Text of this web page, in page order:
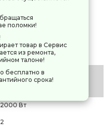
полноразмерный
да
серый
2000 Вт
2
поломки!
товар в Сервис
из ремонта,
талоне!
бесплатно в
срока!